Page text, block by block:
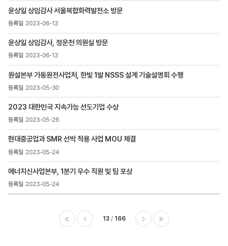
윤상일 상임감사 서울복합화력발전소 방문
2023-06-13
윤상일 상임감사, 정운천 의원실 방문
2023-06-13
원설본부 가동원전사업처, 한빛 1발 NSSS 설계 기술설명회 수행
2023-05-30
2023 대한민국 지속가능 선도기업 수상
2023-05-26
현대중공업과 SMR 선박 적용 사업 MOU 체결
2023-05-24
에너지신사업본부, 1분기 우수 직원 및 팀 포상
2023-05-24
13 166